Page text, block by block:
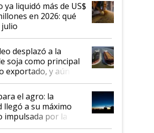
ya liquidó más de US$
en 2026: qué
julio
desplazó a la
soja como principal
exportado, y aún así
casi seis de cada
y sostuvo el
en un semestre
el agro: la
llegó a su máximo
impulsada por la
y las exportaciones